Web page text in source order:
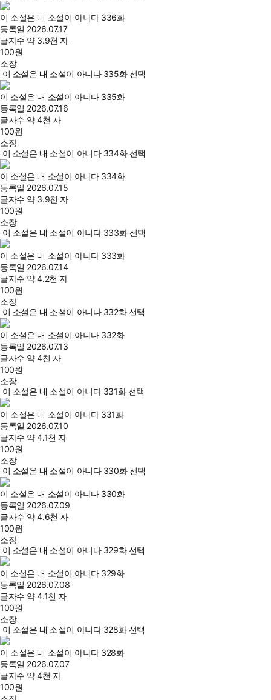
이 소설은 내 소설이 아니다 336화
등록일 2026.07.17
글자수 약 3.9천 자
100원
소장
이 소설은 내 소설이 아니다 335화 선택
이 소설은 내 소설이 아니다 335화
등록일 2026.07.16
글자수 약 4천 자
100원
소장
이 소설은 내 소설이 아니다 334화 선택
이 소설은 내 소설이 아니다 334화
등록일 2026.07.15
글자수 약 3.9천 자
100원
소장
이 소설은 내 소설이 아니다 333화 선택
이 소설은 내 소설이 아니다 333화
등록일 2026.07.14
글자수 약 4.2천 자
100원
소장
이 소설은 내 소설이 아니다 332화 선택
이 소설은 내 소설이 아니다 332화
등록일 2026.07.13
글자수 약 4천 자
100원
소장
이 소설은 내 소설이 아니다 331화 선택
이 소설은 내 소설이 아니다 331화
등록일 2026.07.10
글자수 약 4.1천 자
100원
소장
이 소설은 내 소설이 아니다 330화 선택
이 소설은 내 소설이 아니다 330화
등록일 2026.07.09
글자수 약 4.6천 자
100원
소장
이 소설은 내 소설이 아니다 329화 선택
이 소설은 내 소설이 아니다 329화
등록일 2026.07.08
글자수 약 4.1천 자
100원
소장
이 소설은 내 소설이 아니다 328화 선택
이 소설은 내 소설이 아니다 328화
등록일 2026.07.07
글자수 약 4천 자
100원